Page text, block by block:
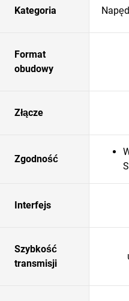
Kategoria
Format
obudowy
Złącze
Zgodność
Interfejs
Szybkość
transmisji